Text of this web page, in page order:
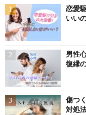
恋愛
いい
男性
復縁
傷つ
対処